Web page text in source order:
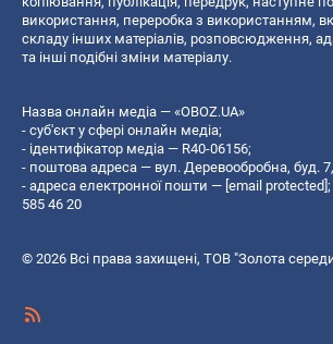
використання, переробка з використанням,
складу інших матеріалів, розповсюдження,
та інші подібні зміни матеріалу.
Назва онлайн медіа — «OBOZ.UA»
- суб'єкт у сфері онлайн медіа;
- ідентифікатор медіа — R40-06156;
- поштова адреса — вул. Деревообробна, буд.
- адреса електронної пошти — [email protected]
585 46 20
© 2026 Всі права захищені, ТОВ "Золота